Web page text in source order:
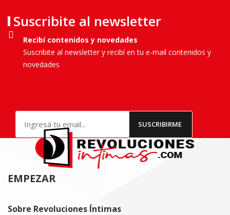
Suscribite al newsletter
Recibí contenidos y novedades
Suscribite al newsletter y recibí en tu e-mail contenidos y
novedades
EMPEZAR
Sobre Revoluciones Íntimas